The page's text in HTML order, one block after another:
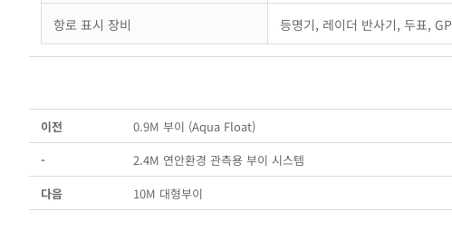
항로 표시 장비 등명기, 레이더 반사기, 두표,
이전 0.9M 부이 (Aqua Float)
-
2.4M 연안환경 관측용 부이 시스템
다음
10M 대형부이